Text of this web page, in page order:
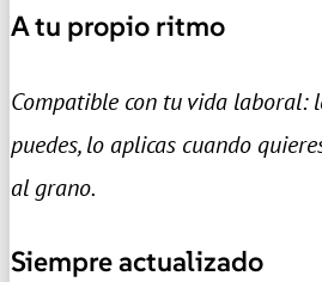
A tu propio ritmo
Compatible con tu vida laboral:
puedes, lo aplicas cuando
al grano.
Siempre actualizado